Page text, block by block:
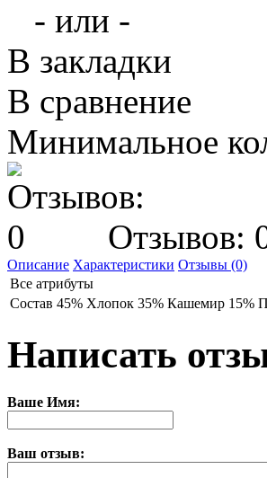
- или -
В закладки
В сравнение
Минимальное
Отзывов:
Описание Характеристики Отзывы (0)
Все атрибуты
Состав 45% Хлопок 35% Кашемир 15%
Написать
Ваше Имя:
Ваш отзыв: